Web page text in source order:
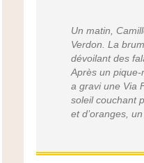
Un matin,
Verdon. La
dévoilant des
Après un
a gravi une Via
soleil couchant
et d’oranges,